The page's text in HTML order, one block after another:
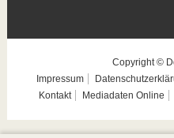
Copyright ©
Impressum
Kontakt
Mediadaten Online